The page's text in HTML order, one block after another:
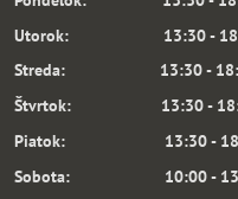
Utorok:
Streda:
Štvrtok:
Piatok:
Sobota: